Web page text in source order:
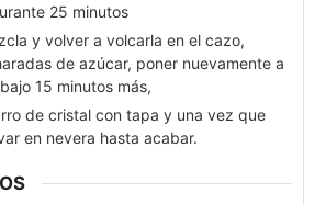
25 minutos
y volver a volcarla en el cazo,
de azúcar, poner nuevamente a
15 minutos más,
de cristal con tapa y una vez que
en nevera hasta acabar.